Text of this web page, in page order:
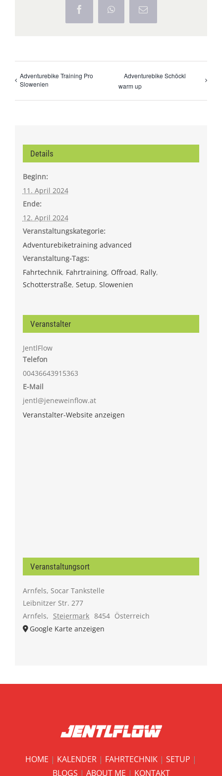
FacebookWhatsApp
E-
Mail
Adventurebike Training Pro
Slowenien
Adventurebike Schöckl
warm up
Details
Beginn:
11. April 2024
Ende:
12. April 2024
Veranstaltungskategorie:
Adventurebiketraining advanced
Veranstaltung-Tags:
Fahrtechnik, Fahrtraining, Offroad, Rally,
Schotterstraße, Setup, Slowenien
Veranstalter
JentlFlow
Telefon
00436643915363
E-Mail
jentl@jeneweinflow.at
Veranstalter-Website anzeigen
Veranstaltungsort
Arnfels, Socar Tankstelle
Leibnitzer Str. 277
Arnfels, Steiermark 8454 Österreich
Google Karte anzeigen
HOME | KALENDER | FAHRTECHNIK | SETUP |
BLOGS | ABOUT ME | KONTAKT